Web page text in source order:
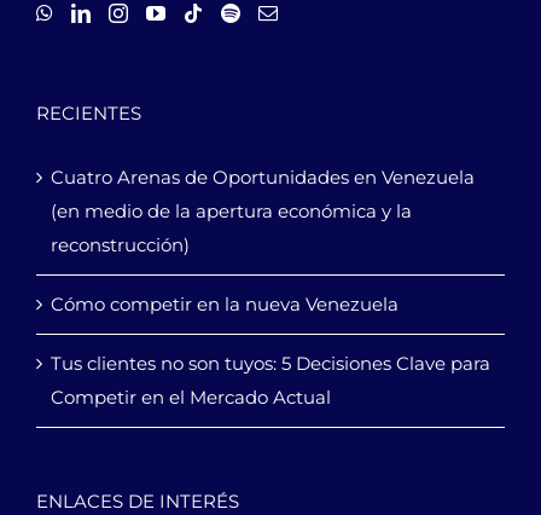
RECIENTES
Cuatro Arenas de Oportunidades en Venezuela
(en medio de la apertura económica y la
reconstrucción)
Cómo competir en la nueva Venezuela
Tus clientes no son tuyos: 5 Decisiones Clave para
Competir en el Mercado Actual
ENLACES DE INTERÉS